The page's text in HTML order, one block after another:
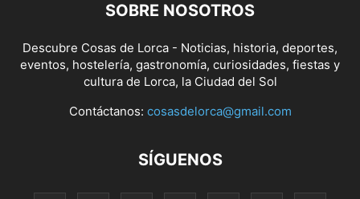
SOBRE NOSOTROS
Descubre Cosas de Lorca - Noticias, historia, deportes,
eventos, hostelería, gastronomía, curiosidades, fiestas y
cultura de Lorca, la Ciudad del Sol
Contáctanos: cosasdelorca@gmail.com
SÍGUENOS